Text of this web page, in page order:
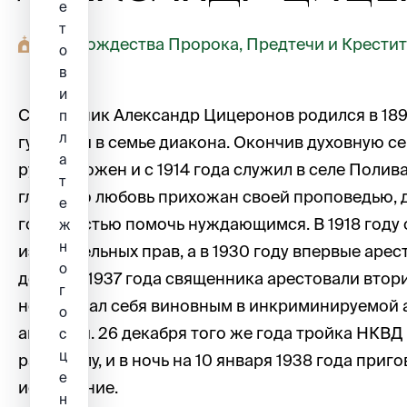
Храм Рождества Пророка, Предтечи и
Священник Александр Цицеронов родился в
губернии в семье диакона. Окончив духовную
рукоположен и с 1914 года служил в селе
глубокую любовь прихожан своей проповедью,
готовностью помочь нуждающимся. В 1918 году
избирательных прав, а в 1930 году впервые
декабря 1937 года священника арестовали
не признал себя виновным в инкриминируемой
агитации. 26 декабря того же года тройка НКВД
расстрелу, и в ночь на 10 января 1938 года
исполнение.
е
т
о
в
и
п
л
а
т
е
ж
н
о
г
о
с
ц
е
н